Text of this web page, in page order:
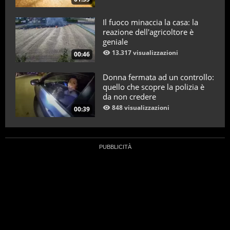
00:46
Il fuoco minaccia la casa: la
reazione dell'agricoltore è
geniale
13.317 visualizzazioni
00:39
Donna fermata ad un controllo:
quello che scopre la polizia è
da non credere
848 visualizzazioni